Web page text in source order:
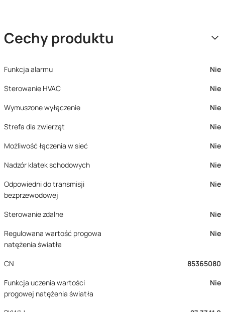
Cechy produktu
Funkcja alarmu
Nie
Sterowanie HVAC
Nie
Wymuszone wyłączenie
Nie
Strefa dla zwierząt
Nie
Możliwość łączenia w sieć
Nie
Nadzór klatek schodowych
Nie
Odpowiedni do transmisji
bezprzewodowej
Nie
Sterowanie zdalne
Nie
Regulowana wartość progowa
natężenia światła
Nie
CN
85365080
Funkcja uczenia wartości
progowej natężenia światła
Nie